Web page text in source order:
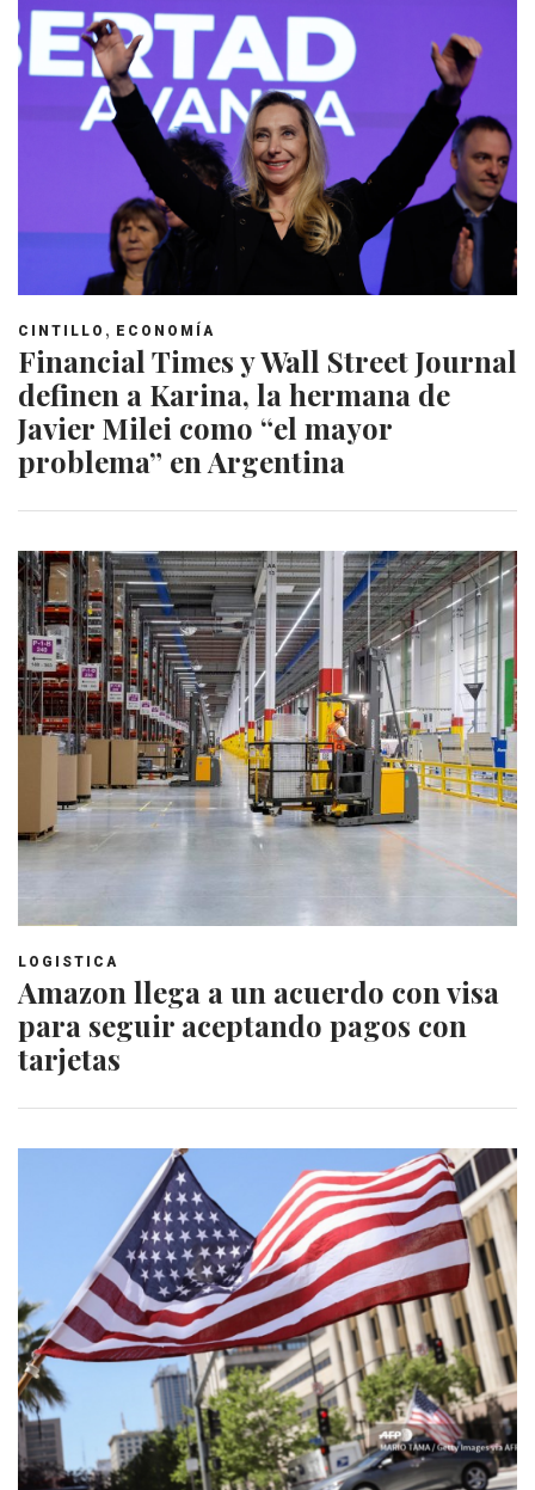
CINTILLO , ECONOMÍA
Financial Times y Wall Street Journal
definen a Karina, la hermana de
Javier Milei como “el mayor
problema” en Argentina
LOGISTICA
Amazon llega a un acuerdo con visa
para seguir aceptando pagos con
tarjetas